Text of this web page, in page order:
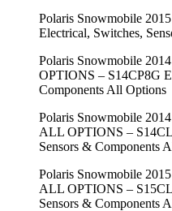
Polaris Snowmobile
Electrical, Switches,
Polaris Snowmobile
OPTIONS – S14CP8G
Components All Options
Polaris Snowmobile
ALL OPTIONS –
Sensors & Components
Polaris Snowmobile
ALL OPTIONS –
Sensors & Components